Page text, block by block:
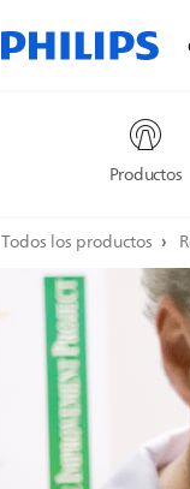
Productos
Todos los productos